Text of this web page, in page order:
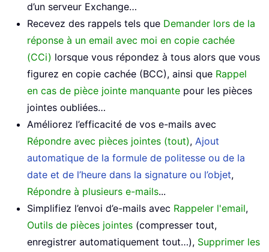
d’un serveur Exchange…
Recevez des rappels tels que Demander lors de la
réponse à un email avec moi en copie cachée
(CCi) lorsque vous répondez à tous alors que vous
figurez en copie cachée (BCC), ainsi que Rappel
en cas de pièce jointe manquante pour les pièces
jointes oubliées…
Améliorez l’efficacité de vos e-mails avec
Répondre avec pièces jointes (tout), Ajout
automatique de la formule de politesse ou de la
date et de l’heure dans la signature ou l’objet,
Répondre à plusieurs e-mails...
Simplifiez l’envoi d’e-mails avec Rappeler l'email,
Outils de pièces jointes (compresser tout,
enregistrer automatiquement tout…), Supprimer les